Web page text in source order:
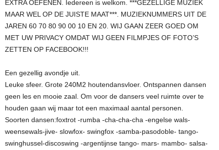
EXTRA OEFENEN. Iedereen is welkom. ***GEZELLIGE MUZIEK
MAAR WEL OP DE JUISTE MAAT***. MUZIEKNUMMERS UIT DE
JAREN 60 70 80 90 00 10 EN 20. WIJ GAAN ZEER GOED OM
MET UW PRIVACY OMDAT WIJ GEEN FILMPJES OF FOTO’S
ZETTEN OP FACEBOOK!!!
Een gezellig avondje uit.
Leuke sfeer. Grote 240M2 houtendansvloer. Ontspannen dansen
geen les en mooie zaal. Om voor de dansers veel ruimte over te
houden gaan wij maar tot een maximaal aantal personen.
Soorten dansen:foxtrot -rumba -cha-cha-cha -engelse wals-
weensewals-jive- slowfox- swingfox -samba-pasodoble- tango-
swinghussel-discoswing -argentijnse tango- mars- mambo- salsa-